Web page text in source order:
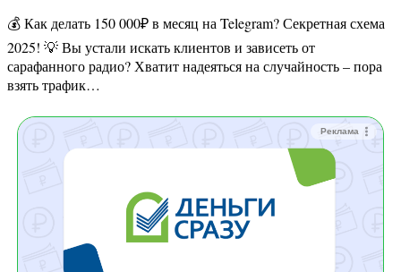
💰 Как делать 150 000₽ в месяц на Telegram? Секретная схема
2025! 💡 Вы устали искать клиентов и зависеть от
сарафанного радио? Хватит надеяться на случайность – пора
взять трафик…
Реклама